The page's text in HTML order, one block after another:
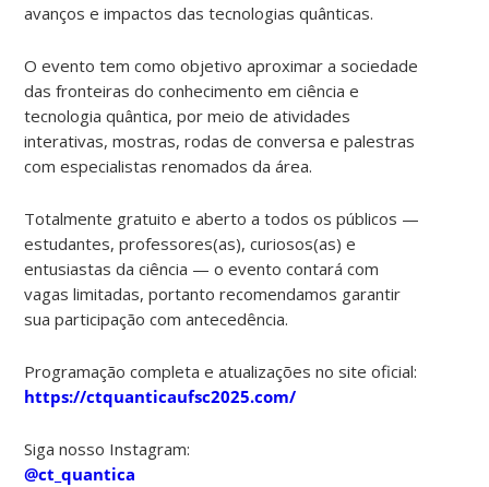
avanços e impactos das tecnologias quânticas.
O evento tem como objetivo aproximar a sociedade
das fronteiras do conhecimento em ciência e
tecnologia quântica, por meio de atividades
interativas, mostras, rodas de conversa e palestras
com especialistas renomados da área.
Totalmente gratuito e aberto a todos os públicos —
estudantes, professores(as), curiosos(as) e
entusiastas da ciência — o evento contará com
vagas limitadas, portanto recomendamos garantir
sua participação com antecedência.
Programação completa e atualizações no site oficial:
https://ctquanticaufsc2025.com/
Siga nosso Instagram:
@ct_quantica